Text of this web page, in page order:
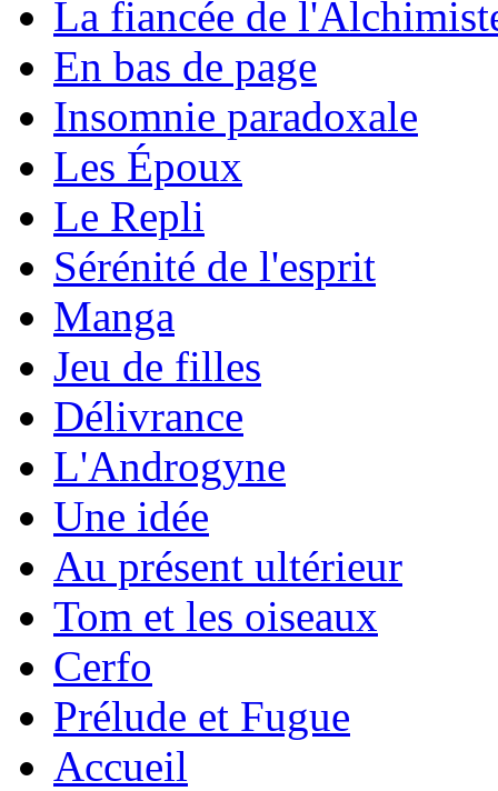
La fiancée de
En bas de page
Insomnie paradoxale
Les Époux
Le Repli
Sérénité de l'esprit
Manga
Jeu de filles
Délivrance
L'Androgyne
Une idée
Au présent ultérieur
Tom et les oiseaux
Cerfo
Prélude et Fugue
Accueil